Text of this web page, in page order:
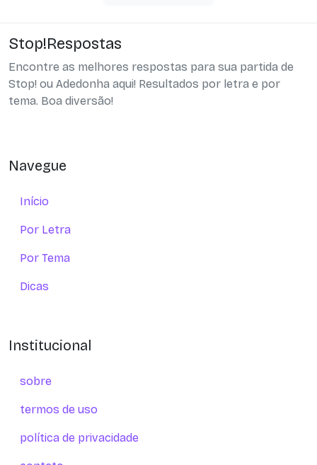
Stop!Respostas
Encontre as melhores respostas para sua partida de
Stop! ou Adedonha aqui! Resultados por letra e por
tema. Boa diversão!
Navegue
Início
Por Letra
Por Tema
Dicas
Institucional
sobre
termos de uso
política de privacidade